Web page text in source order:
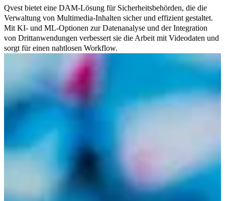
Qvest bietet eine DAM-Lösung für Sicherheitsbehörden, die die
Verwaltung von Multimedia-Inhalten sicher und effizient gestaltet.
Mit KI- und ML-Optionen zur Datenanalyse und der Integration
von Drittanwendungen verbessert sie die Arbeit mit Videodaten und
sorgt für einen nahtlosen Workflow.